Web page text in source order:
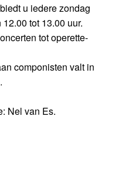
u iedere zondag
tot 13.00 uur.
tot operette-
componisten valt in
Nel van Es.